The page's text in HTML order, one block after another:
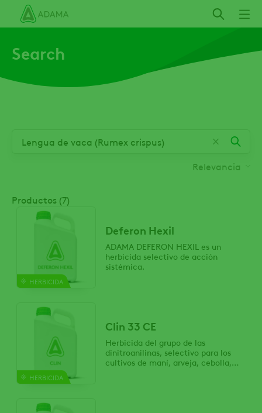
principal
Search
Relevancia
Productos (7)
HERBICIDA
Deferon Hexil
ADAMA DEFERON HEXIL es un
herbicida selectivo de acción
sistémica.
HERBICIDA
Clin 33 CE
Herbicida del grupo de las
dinitroanilinas, selectivo para los
cultivos de maní, arveja, cebolla,